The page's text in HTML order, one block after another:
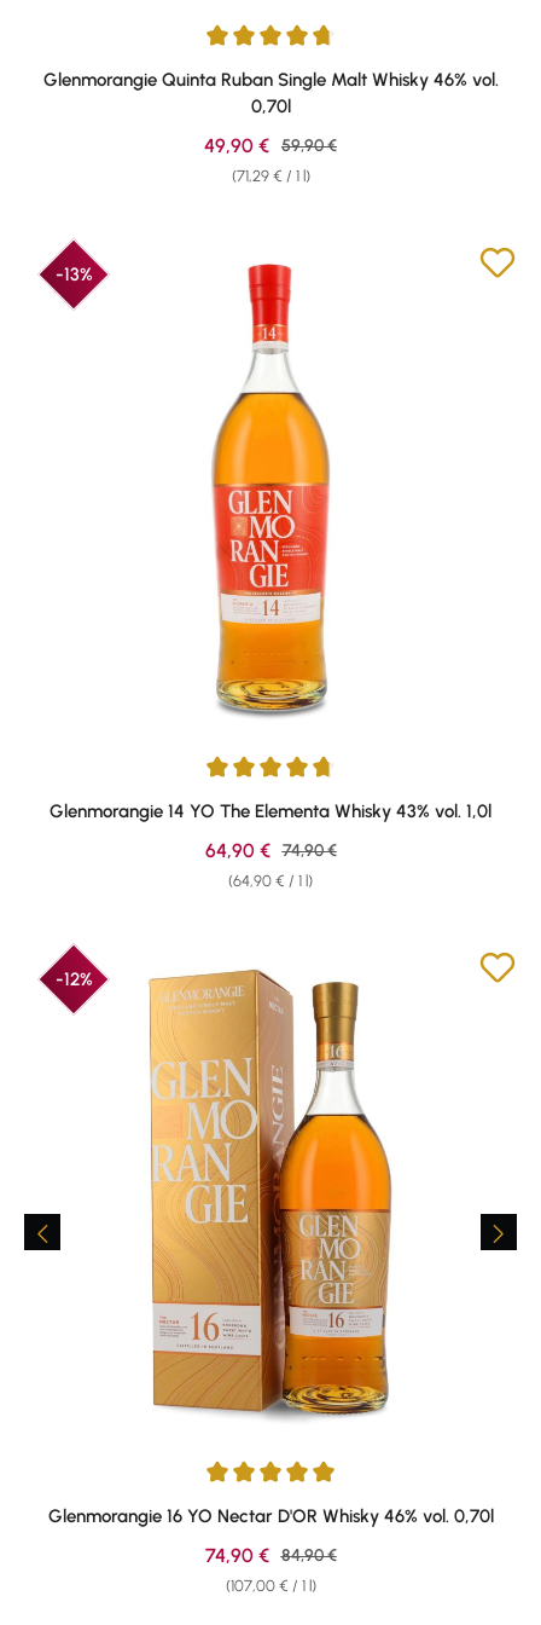
Average rating of 4.84 out of 5 stars
Glenmorangie Quinta Ruban Single Malt Whisky 46% vol.
0,70l
(71,29 € / 1 l)
Sale price:
49,90 € Regular price:
59,90 €
-13%
Average rating of 4.75 out of 5 stars
Glenmorangie 14 YO The Elementa Whisky 43% vol. 1,0l
(64,90 € / 1 l)
Sale price:
64,90 € Regular price:
74,90 €
-12%
Average rating of 4.89 out of 5 stars
Glenmorangie 16 YO Nectar D'OR Whisky 46% vol. 0,70l
(107,00 € / 1 l)
Sale price:
74,90 € Regular price:
84,90 €